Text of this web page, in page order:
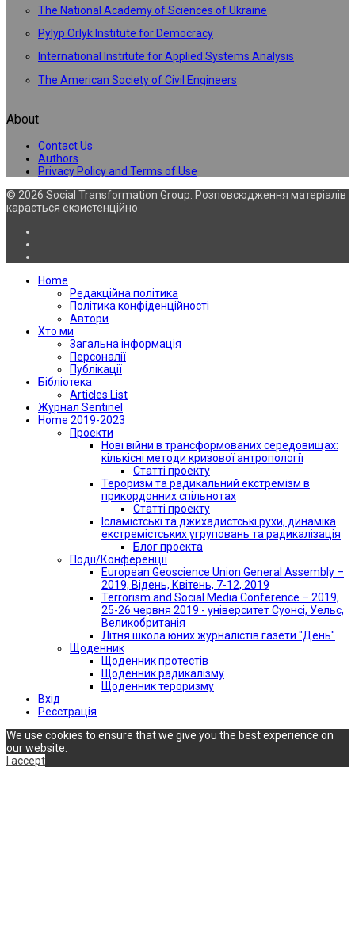
The National Academy of Sciences of Ukraine
Pylyp Orlyk Institute for Democracy
International Institute for Applied Systems Analysis
The American Society of Civil Engineers
About
Contact Us
Authors
Privacy Policy and Terms of Use
© 2026 Social Transformation Group. Розповсюдження матеріалів
карається екзистенційно
Home
Редакційна політика
Політика конфіденційності
Автори
Хто ми
Загальна інформація
Персоналії
Публікації
Бібліотека
Articles List
Журнал Sentinel
Home 2019-2023
Проекти
Нові війни в трансформованих середовищах:
кількісні методи кризової антропології
Статті проекту
Тероризм та радикальний екстремізм в
прикордонних спільнотах
Статті проекту
Ісламістські та джихадистські рухи, динаміка
екстремістських угруповань та радикалізація
Блог проекта
Події/Конференції
European Geoscience Union General Assembly –
2019, Відень, Квітень, 7-12, 2019
Terrorism and Social Media Conference – 2019,
25-26 червня 2019 - університет Суонсі, Уельс,
Великобританія
Літня школа юних журналістів газети "День"
Щоденник
Щоденник протестів
Щоденник радикалізму
Щоденник тероризму
Вхід
Реєстрація
We use cookies to ensure that we give you the best experience on
our website.
I accept